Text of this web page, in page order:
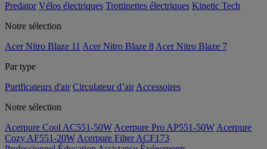
Predator Vélos électriques Trottinettes électriques Kinetic Tech
Notre sélection
Acer Nitro Blaze 11 Acer Nitro Blaze 8 Acer Nitro Blaze 7
Par type
Purificateurs d'air Circulateur d’air Accessoires
Notre sélection
Acerpure Cool AC551-50W Acerpure Pro AP551-50W Acerpure
Cozy AF551-20W Acerpure Filter ACF173